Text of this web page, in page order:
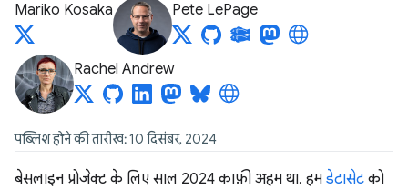
Mariko Kosaka Pete LePage
Rachel Andrew
पब्लिश होने की तारीख: 10 दिसंबर, 2024
बेसलाइन प्रोजेक्ट के लिए साल 2024 काफ़ी अहम था. हमडेटासेटको